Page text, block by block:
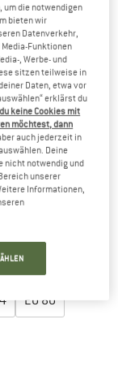
Öffnet sich in
EU 80
um die notwendigen
bieten wir
Datenverkehr,
Funktionen
, Werbe- und
sitzen teilweise in
Daten, etwa vor
erklärst du
keine Cookies mit
möchtest, dann
auch jederzeit in
Deine
nicht notwendig und
unserer
Informationen,